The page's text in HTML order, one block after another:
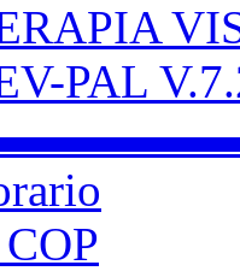
PAL